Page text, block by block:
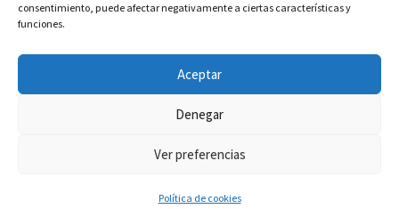
consentimiento, puede afectar negativamente a ciertas características y
funciones.
Aceptar
Denegar
Ver preferencias
Política de cookies